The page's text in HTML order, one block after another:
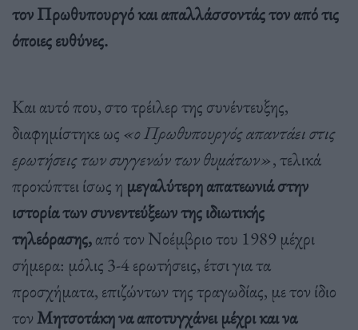
τον Πρωθυπουργό και απαλλάσσοντάς τον από τις
όποιες ευθύνες.
Και αυτό που, στο τρέιλερ της συνέντευξης,
διαφημίστηκε ως «ο Πρωθυπουργός απαντάει στις
ερωτήσεις των συγγενών των θυμάτων», τελικά
προκύπτει ίσως η μεγαλύτερη απατεωνιά στην
ιστορία των συνεντεύξεων της ιδιωτικής
τηλεόρασης,από τον Νοέμβριο του 1989 μέχρι
σήμερα: μόλις 3-4 ερωτήσεις, έτσι για τα
προσχήματα, επιζώντων της τραγωδίας, με τον ίδιο
τονΜητσοτάκη να αποτυγχάνει μέχρι και να